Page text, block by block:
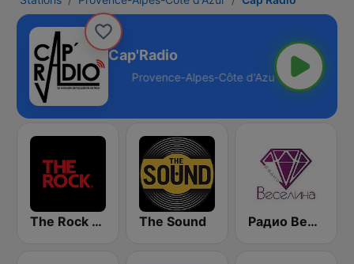
Cap'Radio
d'Azur - Online
The Rock FM The Sound Радио Веселина 99.1 FM